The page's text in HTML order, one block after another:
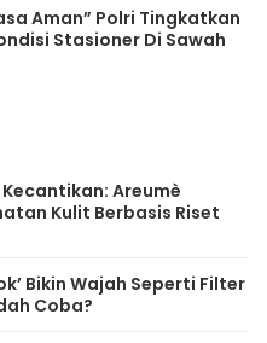
Aman” Polri Tingkatkan
Stasioner Di Sawah
Areumè
Kulit Berbasis Riset
Bikin Wajah Seperti Filter
Coba?